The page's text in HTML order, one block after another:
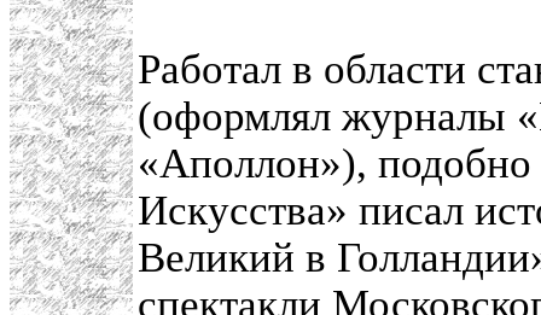
Работал в области
(оформлял журналы
«Аполлон»),
Искусства» писал
Великий в
спектакли